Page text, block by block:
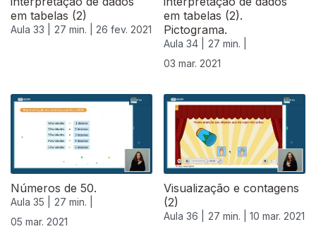
em tabelas (2)
Aula 33 | 27 min. | 26 fev. 2021
em tabelas (2).
Pictograma.
Aula 34 |
27 min. |
03 mar. 2021
Números de 50.
Aula 35 |
27 min. |
05 mar. 2021
Visualização e contagens
(2)
Aula 36 | 27 min. | 10 mar. 2021
529522